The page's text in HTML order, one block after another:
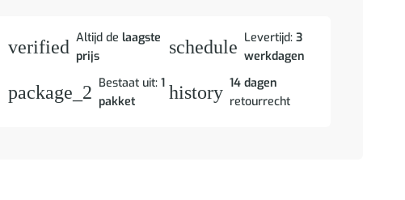
verified Altijd de laagste
prijs
schedule Levertijd:3
werkdagen
package_2 Bestaat uit: 1
pakket
history 14 dagen
retourrecht